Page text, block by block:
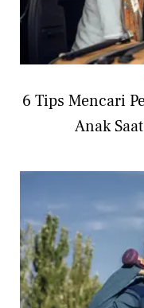
6 Tips Mencari
Anak